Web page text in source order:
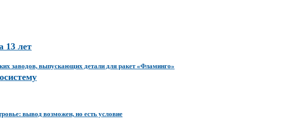
13 лет
заводов, выпускающих детали для ракет «Фламинго»
вывод возможен, но есть условие